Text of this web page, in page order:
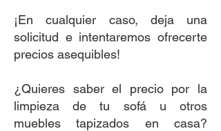
¡En cualquier caso, deja una
solicitud e intentaremos ofrecerte
precios asequibles!
¿Quieres saber el precio por la
limpieza de tu sofá u otros
muebles tapizados en casa?